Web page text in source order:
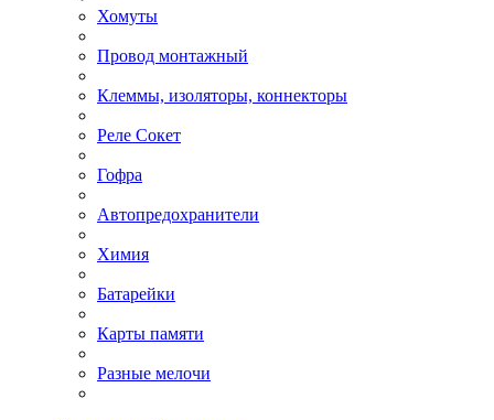
Хомуты
Провод монтажный
Клеммы, изоляторы, коннекторы
Реле Сокет
Гофра
Автопредохранители
Химия
Батарейки
Карты памяти
Разные мелочи